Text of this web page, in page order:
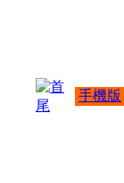
手機版